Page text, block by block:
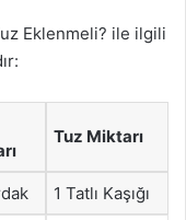
Eklenmeli? ile ilgili
Tuz Miktarı
1 Tatlı Kaşığı